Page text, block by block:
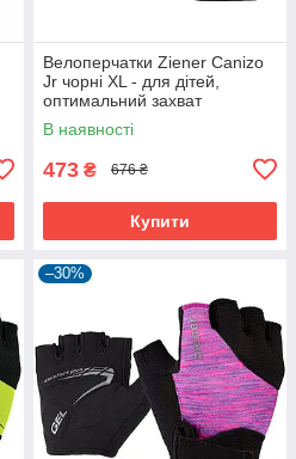
Велоперчатки Ziener Canizo
Jr чорні XL - для дітей,
оптимальний захват
В наявності
473 ₴ 676 ₴
Купити
–30%